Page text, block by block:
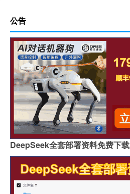
公告
DeepSeek全套部署资料免费下载